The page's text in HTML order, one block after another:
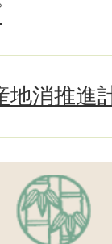
地消推進